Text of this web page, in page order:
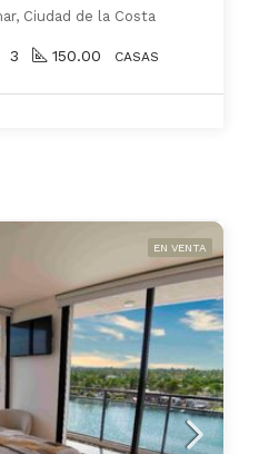
Ciudad de la Costa
3 150.00 CASAS
EN VENTA